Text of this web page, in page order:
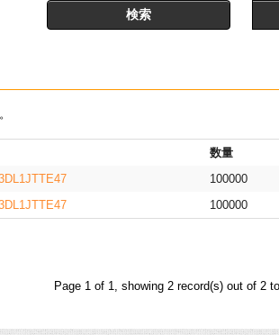
数量
100000
100000
Page 1 of 1, showing 2 record(s) out of 2